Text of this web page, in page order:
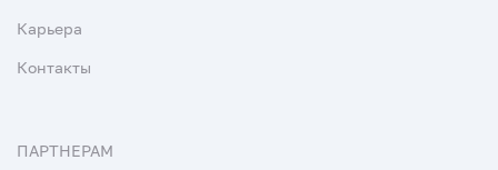
Карьера
Контакты
ПАРТНЕРАМ